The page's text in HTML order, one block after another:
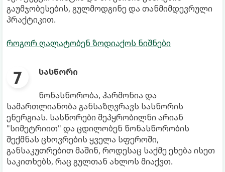
გაუმჯობესების, გულმოდგინე და თანმიმდევრული
პრაქტიკით.
როგორ ღალატობენ ზოდიაქოს ნიშნები
სასწორი
წონასწორობა, ჰარმონია და
სამართლიანობა განსაზღვრავს სასწორის
ენერგიას. სასწორები შეპყრობილნი არიან
"სიმეტრიით" და ცდილობენ წონასწორობის
შექმნას ცხოვრების ყველა სფეროში,
განსაკუთრებით მაშინ, როდესაც საქმე ეხება ისეთ
საკითხებს, რაც გულთან ახლოს მიაქვთ.